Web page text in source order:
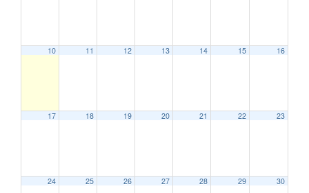
10 11 12 13 14 15 16
17 18 19 20 21 22 23
24 25 26 27 28 29 30